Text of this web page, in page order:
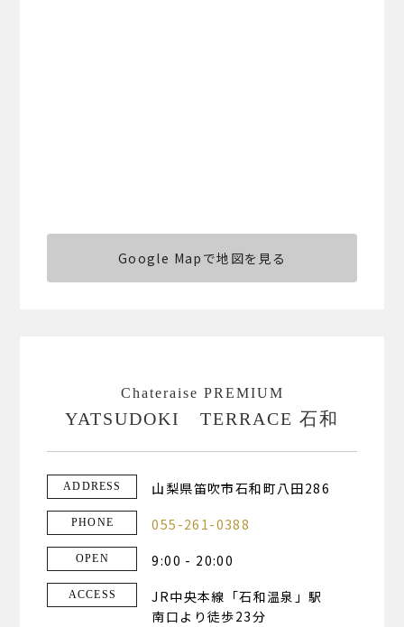
Google Mapで地図を見る
Chateraise PREMIUM
YATSUDOKI TERRACE 石和
ADDRESS 山梨県笛吹市石和町八田286
PHONE 055-261-0388
OPEN 9:00 - 20:00
ACCESS
JR中央本線「石和温泉」駅
南口より徒歩23分